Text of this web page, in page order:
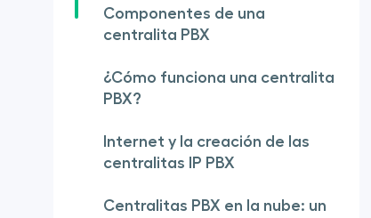
Componentes de una
centralita PBX
¿Cómo funciona una centralita
PBX?
Internet y la creación de las
centralitas IP PBX
Centralitas PBX en la nube: un